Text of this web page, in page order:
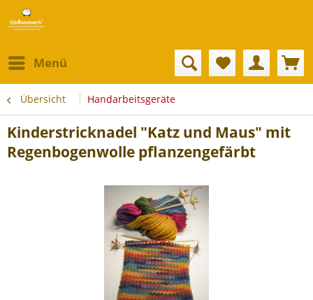
Menü
Übersicht Handarbeitsgeräte
Kinderstricknadel "Katz und Maus" mit
Regenbogenwolle pflanzengefärbt